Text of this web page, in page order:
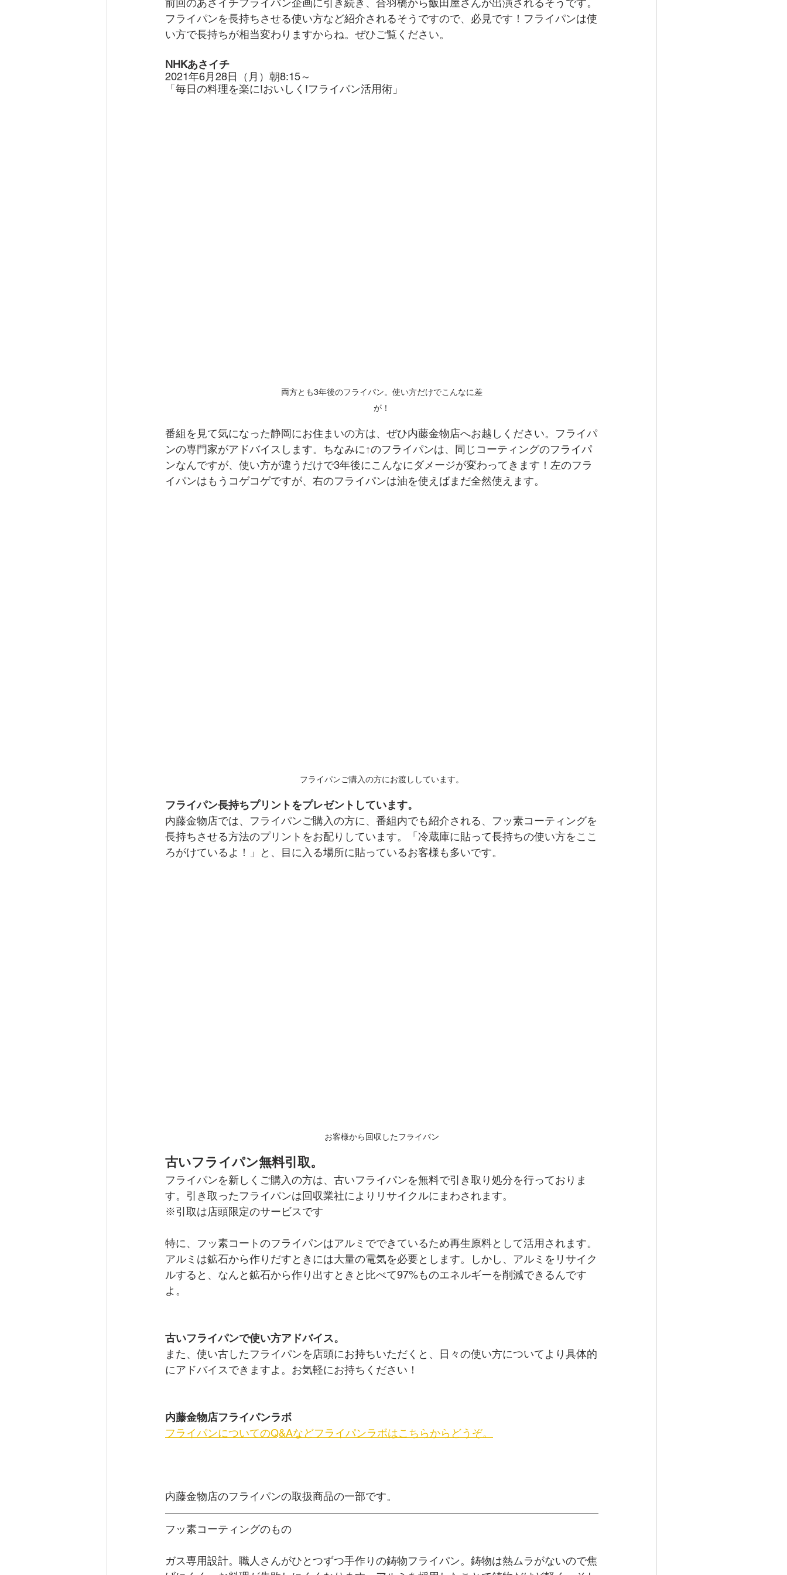
前回のあさイチフライパン企画に引き続き、合羽橋から飯田屋さんが出演されるそうです。
フライパンを長持ちさせる使い方など紹介されるそうですので、必見です！フライパンは使
い方で長持ちが相当変わりますからね。ぜひご覧ください。
NHKあさイチ
2021年6月28日（月）朝8:15～
「毎日の料理を楽に!おいしく!フライパン活用術」
両方とも3年後のフライパン。使い方だけでこんなに差
が！
番組を見て気になった静岡にお住まいの方は、ぜひ内藤金物店へお越しください。フライパ
ンの専門家がアドバイスします。ちなみに↑のフライパンは、同じコーティングのフライパ
ンなんですが、使い方が違うだけで3年後にこんなにダメージが変わってきます！左のフラ
イパンはもうコゲコゲですが、右のフライパンは油を使えばまだ全然使えます。
フライパンご購入の方にお渡ししています。
フライパン長持ちプリントをプレゼントしています。
内藤金物店では、フライパンご購入の方に、番組内でも紹介される、フッ素コーティングを
長持ちさせる方法のプリントをお配りしています。「冷蔵庫に貼って長持ちの使い方をここ
ろがけているよ！」と、目に入る場所に貼っているお客様も多いです。
お客様から回収したフライパン
古いフライパン無料引取。
フライパンを新しくご購入の方は、古いフライパンを無料で引き取り処分を行っておりま
す。引き取ったフライパンは回収業社によりリサイクルにまわされます。
※引取は店頭限定のサービスです
特に、フッ素コートのフライパンはアルミでできているため再生原料として活用されます。
アルミは鉱石から作りだすときには大量の電気を必要とします。しかし、アルミをリサイク
ルすると、なんと鉱石から作り出すときと比べて97%ものエネルギーを削減できるんです
よ。
古いフライパンで使い方アドバイス。
また、使い古したフライパンを店頭にお持ちいただくと、日々の使い方についてより具体的
にアドバイスできますよ。お気軽にお持ちください！
内藤金物店フライパンラボ
フライパンについてのQ&Aなどフライパンラボはこちらからどうぞ。
内藤金物店のフライパンの取扱商品の一部です。
フッ素コーティングのもの
ガス専用設計。職人さんがひとつずつ手作りの鋳物フライパン。鋳物は熱ムラがないので焦